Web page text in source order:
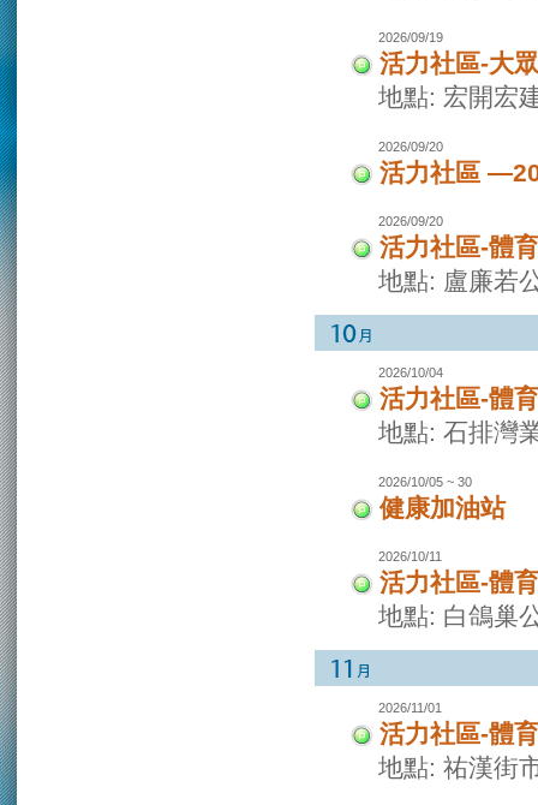
2026/09/19
活力社區-大
地點: 宏開宏
2026/09/20
活力社區
2026/09/20
活力社區-體
地點: 盧廉若
2026/10/04
活力社區-體
地點: 石排灣
2026/10/05 ~ 30
健康加油站
2026/10/11
活力社區-體
地點: 白鴿巢
2026/11/01
活力社區-體
地點: 祐漢街